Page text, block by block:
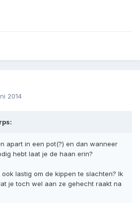
2014
apart in een pot(?) en dan wanneer
hebt laat je de haan erin?
lastig om de kippen te slachten? Ik
je toch wel aan ze gehecht raakt na